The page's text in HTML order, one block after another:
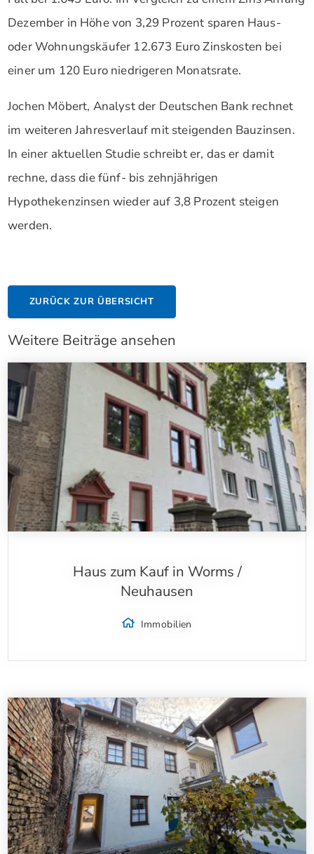
Dezember in Höhe von 3,29 Prozent sparen Haus-
oder Wohnungskäufer 12.673 Euro Zinskosten bei
einer um 120 Euro niedrigeren Monatsrate.
Jochen Möbert, Analyst der Deutschen Bank rechnet
im weiteren Jahresverlauf mit steigenden Bauzinsen.
In einer aktuellen Studie schreibt er, das er damit
rechne, dass die fünf- bis zehnjährigen
Hypothekenzinsen wieder auf 3,8 Prozent steigen
werden.
ZURÜCK ZUR ÜBERSICHT
Weitere Beiträge ansehen
Haus zum Kauf in Worms /
Neuhausen
Immobilien